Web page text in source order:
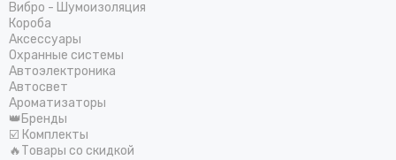
Вибро - Шумоизоляция
Короба
Аксессуары
Охранные системы
Автоэлектроника
Автосвет
Ароматизаторы
👑Бренды
☑️ Комплекты
🔥Товары со скидкой